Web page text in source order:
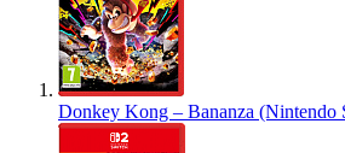
Donkey Kong – Bananza (Nintendo